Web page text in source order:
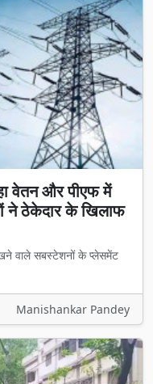
वेतन और पीएफ में
ने ठेकेदार के खिलाफ
वाले सबस्टेशनों के प्लेसमेंट
Manishankar Pandey